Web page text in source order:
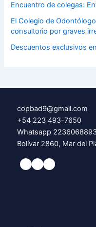
Encuentro de colegas:
El Colegio de
consultorio por graves
Descuentos exclusivos
copbad9@gmail.com
+54 223 493-7650
Whatsapp
Bolívar 2860, Mar del